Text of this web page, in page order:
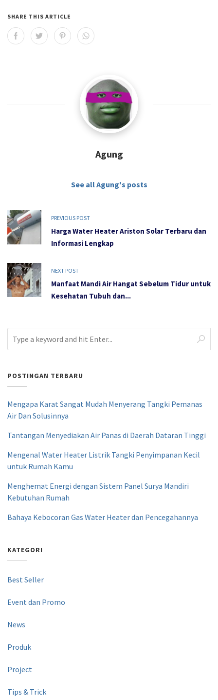
SHARE THIS ARTICLE
Agung
See all Agung's posts
PREVIOUS POST
Harga Water Heater Ariston Solar Terbaru dan
Informasi Lengkap
NEXT POST
Manfaat Mandi Air Hangat Sebelum Tidur untuk
Kesehatan Tubuh dan...
POSTINGAN TERBARU
Mengapa Karat Sangat Mudah Menyerang Tangki Pemanas
Air Dan Solusinnya
Tantangan Menyediakan Air Panas di Daerah Dataran Tinggi
Mengenal Water Heater Listrik Tangki Penyimpanan Kecil
untuk Rumah Kamu
Menghemat Energi dengan Sistem Panel Surya Mandiri
Kebutuhan Rumah
Bahaya Kebocoran Gas Water Heater dan Pencegahannya
KATEGORI
Best Seller
Event dan Promo
News
Produk
Project
Tips & Trick